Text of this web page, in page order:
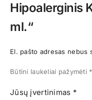
Hipoalerginis
ml.“
El. pašto adresas nebus
Būtini laukeliai pažymėti *
Jūsų įvertinimas *